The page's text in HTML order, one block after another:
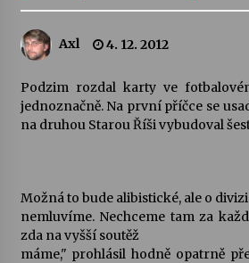
30. 7. 2026
šedesátka: 28. 7.–1. 8.
28. 7. 2026
Votavžatský ploty
23. 7. 2026
Axl 4. 12. 2012
Podzim rozdal karty ve
jednoznačně. Na první příčce se
na druhou Starou Říši vybudoval
Možná to bude alibistické, ale o
nemluvíme. Nechceme tam za
zda na vyšší soutěž
máme," prohlásil hodně opatrně